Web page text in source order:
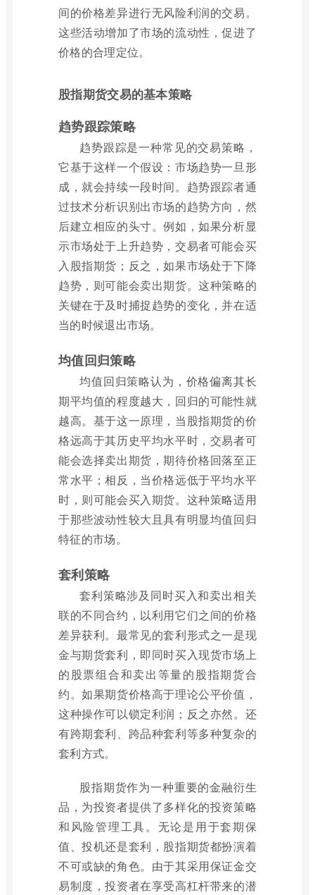
间的价格差异进行无风险利润的交易。
这些活动增加了市场的流动性，促进了
价格的合理定位。
股指期货交易的基本策略
趋势跟踪策略
趋势跟踪是一种常见的交易策略，
它基于这样一个假设：市场趋势一旦形
成，就会持续一段时间。趋势跟踪者通
过技术分析识别出市场的趋势方向，然
后建立相应的头寸。例如，如果分析显
示市场处于上升趋势，交易者可能会买
入股指期货；反之，如果市场处于下降
趋势，则可能会卖出期货。这种策略的
关键在于及时捕捉趋势的变化，并在适
当的时候退出市场。
均值回归策略
均值回归策略认为，价格偏离其长
期平均值的程度越大，回归的可能性就
越高。基于这一原理，当股指期货的价
格远高于其历史平均水平时，交易者可
能会选择卖出期货，期待价格回落至正
常水平；相反，当价格远低于平均水平
时，则可能会买入期货。这种策略适用
于那些波动性较大且具有明显均值回归
特征的市场。
套利策略
套利策略涉及同时买入和卖出相关
联的不同合约，以利用它们之间的价格
差异获利。最常见的套利形式之一是现
金与期货套利，即同时买入现货市场上
的股票组合和卖出等量的股指期货合
约。如果期货价格高于理论公平价值，
这种操作可以锁定利润；反之亦然。还
有跨期套利、跨品种套利等多种复杂的
套利方式。
股指期货作为一种重要的金融衍生
品，为投资者提供了多样化的投资策略
和风险管理工具。无论是用于套期保
值、投机还是套利，股指期货都扮演着
不可或缺的角色。由于其采用保证金交
易制度，投资者在享受高杠杆带来的潜